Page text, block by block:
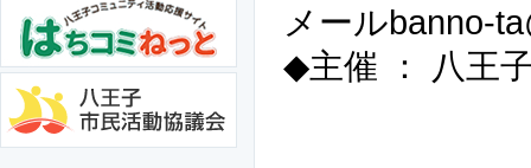
メールbanno-
◆主催 ： 八王